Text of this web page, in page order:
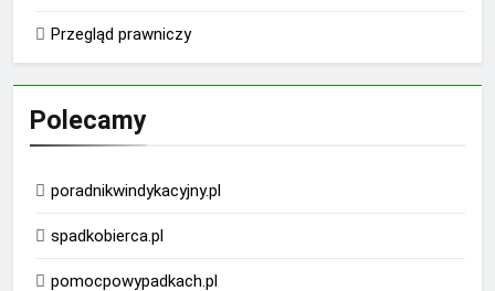
Przegląd prawniczy
Polecamy
poradnikwindykacyjny.pl
spadkobierca.pl
pomocpowypadkach.pl